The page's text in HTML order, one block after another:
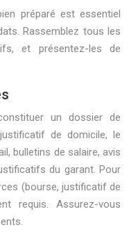
préparé est essentiel
Rassemblez tous les
et présentez-les de
un dossier de
de domicile, le
bulletins de salaire, avis
du garant. Pour
(bourse, justificatif de
requis. Assurez-vous